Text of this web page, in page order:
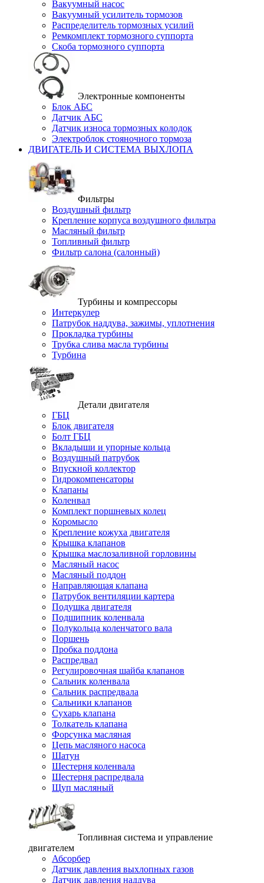
Вакуумный насос
Вакуумный усилитель тормозов
Распределитель тормозных усилий
Ремкомплект тормозного суппорта
Скоба тормозного суппорта
Электронные компоненты
Блок АБС
Датчик АБС
Датчик износа тормозных колодок
Электроблок стояночного тормоза
ДВИГАТЕЛЬ И СИСТЕМА ВЫХЛОПА
Фильтры
Воздушный фильтр
Крепление корпуса воздушного фильтра
Масляный фильтр
Топливный фильтр
Фильтр салона (салонный)
Турбины и компрессоры
Интеркулер
Патрубок наддува, зажимы, уплотнения
Прокладка турбины
Трубка слива масла турбины
Турбина
Детали двигателя
ГБЦ
Блок двигателя
Болт ГБЦ
Вкладыши и упорные кольца
Воздушный патрубок
Впускной коллектор
Гидрокомпенсаторы
Клапаны
Коленвал
Комплект поршневых колец
Коромысло
Крепление кожуха двигателя
Крышка клапанов
Крышка маслозаливной горловины
Масляный насос
Масляный поддон
Направляющая клапана
Патрубок вентиляции картера
Подушка двигателя
Подшипник коленвала
Полукольца коленчатого вала
Поршень
Пробка поддона
Распредвал
Регулировочная шайба клапанов
Сальник коленвала
Сальник распредвала
Сальники клапанов
Сухарь клапана
Толкатель клапана
Форсунка масляная
Цепь масляного насоса
Шатун
Шестерня коленвала
Шестерня распредвала
Щуп масляный
Топливная система и управление
двигателем
Абсорбер
Датчик давления выхлопных газов
Датчик давления наддува